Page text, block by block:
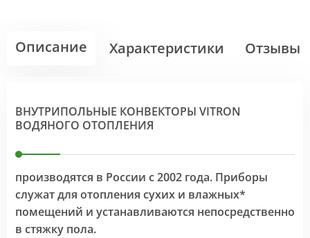
Описание Характеристики Отзывы
ВНУТРИПОЛЬНЫЕ КОНВЕКТОРЫ VITRON
ВОДЯНОГО ОТОПЛЕНИЯ
производятся в России с 2002 года. Приборы
служат для отопления сухих и влажных*
помещений и устанавливаются непосредственно
в стяжку пола.